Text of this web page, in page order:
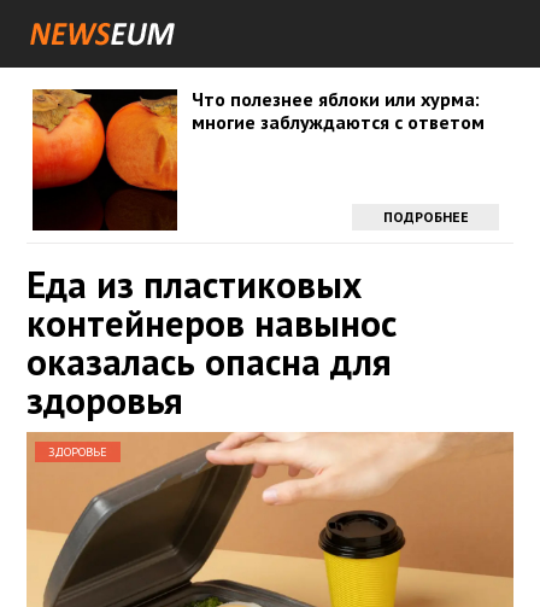
Что полезнее яблоки или хурма:
многие заблуждаются с ответом
ПОДРОБНЕЕ
Еда из пластиковых
контейнеров навынос
оказалась опасна для
здоровья
ЗДОРОВЬЕ